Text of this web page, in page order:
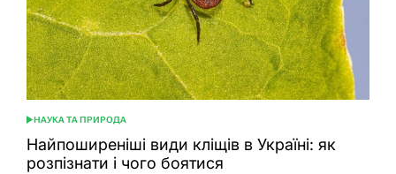
ОПУБЛІКУВАТИ
У
НАУКА ТА ПРИРОДА
Найпоширеніші види кліщів в Україні: як
розпізнати і чого боятися